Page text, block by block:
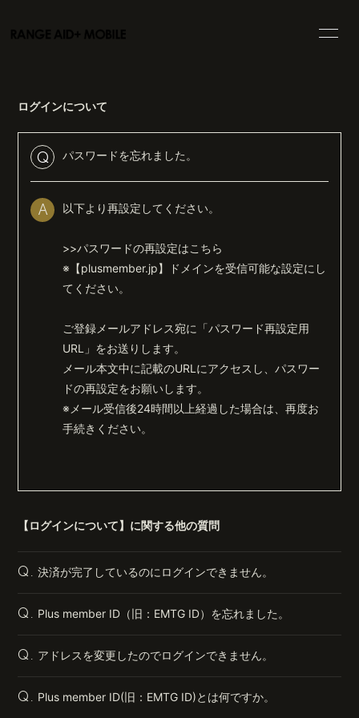
SCHEDULE
VIDEO BLOG
DISCOGRAPHY
会員登録 ログイン
ログインについて
Q パスワードを忘れました。
A 以下より再設定してください。
>>パスワードの再設定はこちら
※【plusmember.jp】ドメインを受信可能な設定にし
てください。
ご登録メールアドレス宛に「パスワード再設定用
URL」をお送りします。
メール本文中に記載のURLにアクセスし、パスワー
ドの再設定をお願いします。
※メール受信後24時間以上経過した場合は、再度お
手続きください。
【ログインについて】に関する他の質問
Q. 決済が完了しているのにログインできません。
Q. Plus member ID（旧：EMTG ID）を忘れました。
Q. アドレスを変更したのでログインできません。
Q. Plus member ID(旧：EMTG ID)とは何ですか。